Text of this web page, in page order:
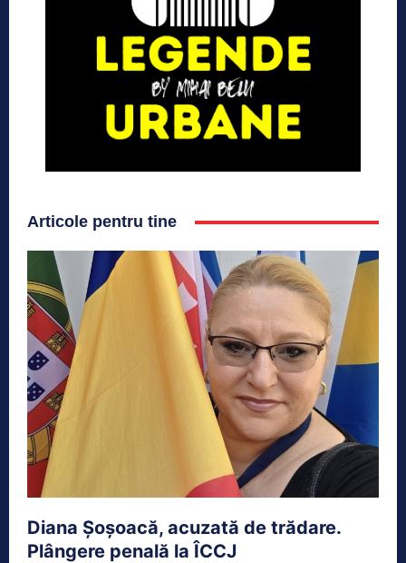
Articole pentru tine
Diana Șoșoacă, acuzată de trădare.
Plângere penală la ÎCCJ